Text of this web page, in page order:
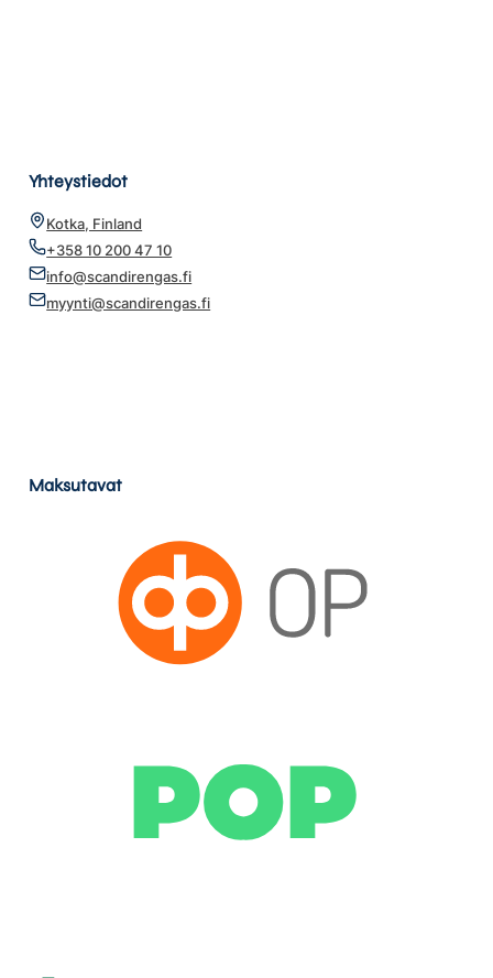
Yhteystiedot
Kotka, Finland
+358 10 200 47 10
info@scandirengas.fi
myynti@scandirengas.fi
Maksutavat